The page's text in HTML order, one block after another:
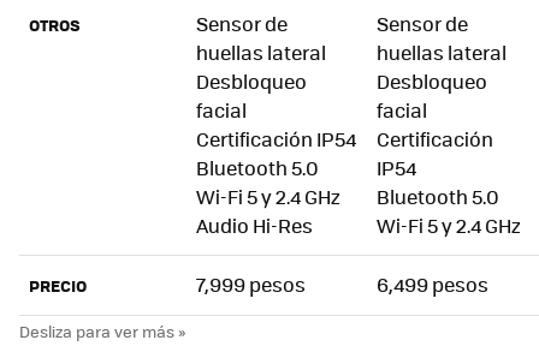
OTROS
Sensor de
huellas lateral
Desbloqueo
facial
Certificación IP54
Bluetooth 5.0
Wi-Fi 5 y 2.4 GHz
Audio Hi-Res
Sensor de
huellas lateral
Desbloqueo
facial
Certificación
IP54
Bluetooth 5.0
Wi-Fi 5 y 2.4 GHz
PRECIO 7,999 pesos 6,499 pesos